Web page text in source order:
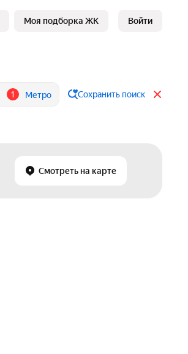
Моя подборка ЖК Войти
1 Метро Сохранить поиск
Смотреть на карте